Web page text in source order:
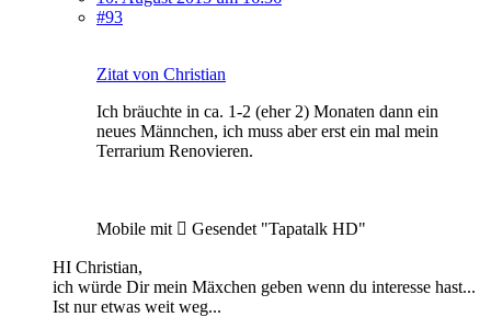
#93
Zitat von Christian
Ich bräuchte in ca. 1-2 (eher 2) Monaten dann ein
neues Männchen, ich muss aber erst ein mal mein
Terrarium Renovieren.
Mobile mit  Gesendet "Tapatalk HD"
HI Christian,
ich würde Dir mein Mäxchen geben wenn du interesse hast...
Ist nur etwas weit weg...